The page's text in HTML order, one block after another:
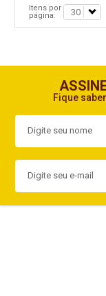
Itens por
página:
Fique